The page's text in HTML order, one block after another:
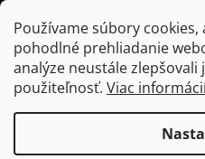
Používame súbory
pohodlné prehliadanie
analýze neustále zlepšovali
použiteľnosť. Viac
Prejsť
na
obsah
Domov
/ Kuchyňa / Voskové obrúsky /
1 ks
Včelobal S
Neohodnotené